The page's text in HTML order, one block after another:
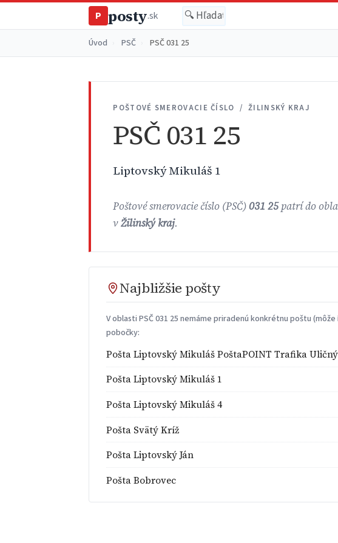
P posty.sk
Úvod PSČ PSČ 031 25
POŠTOVÉ SMEROVACIE ČÍSLO / ŽILINSKÝ KRAJ
PSČ 031 25
Liptovský Mikuláš 1
Poštové smerovacie číslo (PSČ)031 25patrí do
vŽilinský kraj.
Najbližšie pošty
V oblasti PSČ 031 25 nemáme priradenú konkrétnu poštu
pobočky:
Pošta Liptovský Mikuláš PoštaPOINT Trafika Uličný
Pošta Liptovský Mikuláš 1
Pošta Liptovský Mikuláš 4
Pošta Svätý Kríž
Pošta Liptovský Ján
Pošta Bobrovec